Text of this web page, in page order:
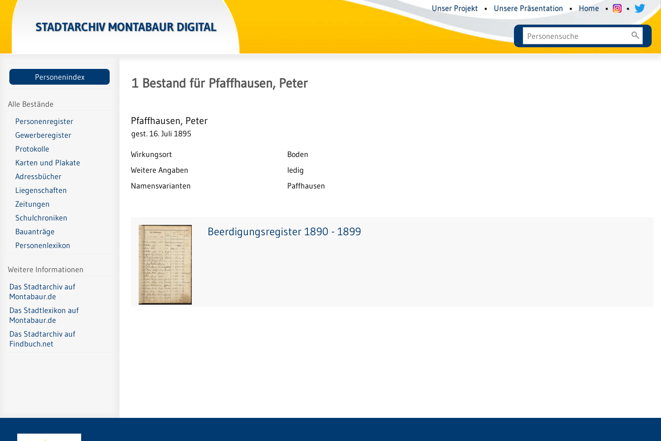
STADTARCHIV MONTABAUR DIGITAL
Unser Projekt • Unsere Präsentation • Home • •
Personenindex
Alle Bestände
Personenregister
Gewerberegister
Protokolle
Karten und Plakate
Adressbücher
Liegenschaften
Zeitungen
Schulchroniken
Bauanträge
Personenlexikon
Weitere Informationen
Das Stadtarchiv auf
Montabaur.de
Das Stadtlexikon auf
Montabaur.de
Das Stadtarchiv auf
Findbuch.net
1 Bestand für Pfaffhausen, Peter
Pfaffhausen, Peter
gest. 16. Juli 1895
Wirkungsort
Boden
Weitere Angaben
ledig
Namensvarianten
Paffhausen
Beerdigungsregister 1890 - 1899